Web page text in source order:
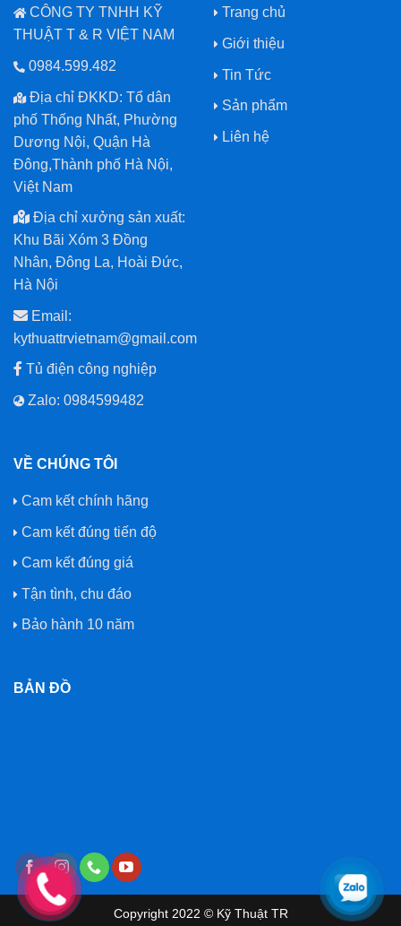
CÔNG TY TNHH KỸ
THUẬT T & R VIỆT NAM
0984.599.482
Địa chỉ ĐKKD: Tổ dân
phố Thống Nhất, Phường
Dương Nội, Quận Hà
Đông,Thành phố Hà Nội,
Việt Nam
Địa chỉ xưởng sản xuất:
Khu Bãi Xóm 3 Đồng
Nhân, Đông La, Hoài Đức,
Hà Nội
Email:
kythuattrvietnam@gmail.com
Tủ điện công nghiệp
Zalo: 0984599482
Trang chủ
Giới thiệu
Tin Tức
Sản phẩm
Liên hệ
VỀ CHÚNG TÔI
Cam kết chính hãng
Cam kết đúng tiến độ
Cam kết đúng giá
Tận tình, chu đáo
Bảo hành 10 năm
BẢN ĐỒ
Copyright 2022 © Kỹ Thuật TR